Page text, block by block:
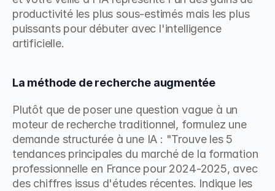
productivité les plus sous-estimés mais les plus
puissants pour débuter avec l'intelligence
artificielle.
La méthode de recherche augmentée
Plutôt que de poser une question vague à un
moteur de recherche traditionnel, formulez une
demande structurée à une IA : "Trouve les 5
tendances principales du marché de la formation
professionnelle en France pour 2024-2025, avec
des chiffres issus d'études récentes. Indique les